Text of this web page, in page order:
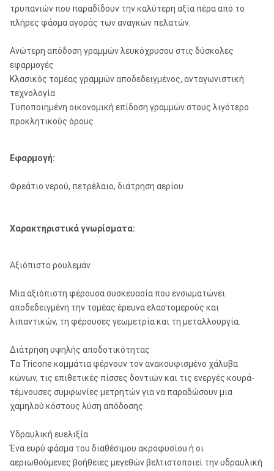
τρυπανιών που παραδίδουν την καλύτερη αξία πέρα από το
πλήρες φάσμα αγοράς των αναγκών πελατών.
Ανώτερη απόδοση γραμμών λευκόχρυσου στις δύσκολες
εφαρμογές
Κλασικός τομέας γραμμών αποδεδειγμένος, ανταγωνιστική
τεχνολογία
Τυποποιημένη οικονομική επίδοση γραμμών στους λιγότερο
προκλητικούς όρους
Εφαρμογή:
Φρεάτιο νερού, πετρέλαιο, διάτρηση αερίου
Χαρακτηριστικά γνωρίσματα:
Αξιόπιστο ρουλεμάν
Μια αξιόπιστη φέρουσα συσκευασία που ενσωματώνει
αποδεδειγμένη την τομέας έρευνα ελαστομερούς και
λιπαντικών, τη φέρουσες γεωμετρία και τη μεταλλουργία.
Διάτρηση υψηλής αποδοτικότητας
Τα Tricone κομμάτια φέρνουν τον ανακουφισμένο χάλυβα
κώνων, τις επιθετικές πίσσες δοντιών και τις ενεργές κουρά-
τέμνουσες συμφωνίες μετρητών για να παραδώσουν μια
χαμηλού κόστους λύση απόδοσης.
Υδραυλική ευελιξία
Ένα ευρύ φάσμα του διαθέσιμου ακροφυσίου ή οι
αεριωθούμενες βοήθειες μεγεθών βελτιστοποιεί την υδραυλική